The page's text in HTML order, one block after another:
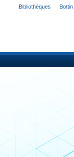
Bibliothèques Bottin